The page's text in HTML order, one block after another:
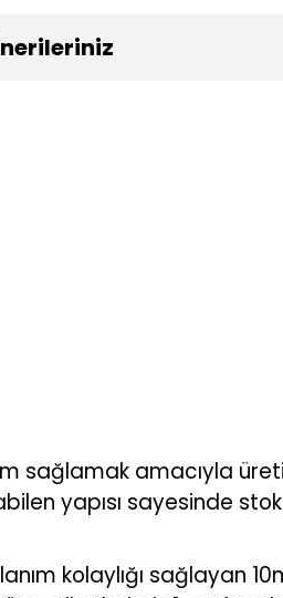
sağlamak amacıyla
yapısı sayesinde
kolaylığı sağlayan